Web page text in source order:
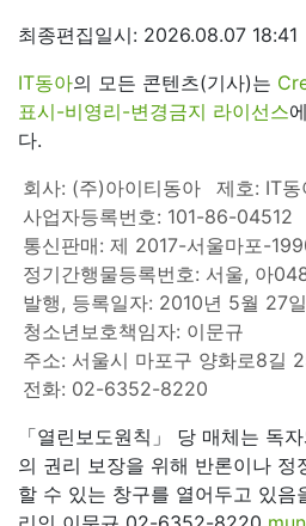
최종편집일시: 2026.08.07 18:41
IT동아의 모든 콘텐츠(기사)는
표시-비영리-변경금지 라이선스
다.
회사: (주)아이티동아
제호: IT동
사업자등록번호: 101-86-04512
통신판매: 제 2017-서울마포-
정기간행물등록번호: 서울, 아
발행, 등록일자: 2010년 5월 27일
청소년보호책임자: 이문규
주소: 서울시 마포구 양화로8길
전화: 02-6352-8220
「열린보도원칙」 당 매체는 독
의 권리 보장을 위해 반론이나 정
할 수 있는 창구를 열어두고 있음